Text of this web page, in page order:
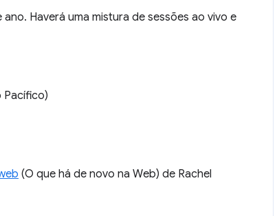
Haverá uma mistura de sessões ao vivo e
Pacífico)
(O que há de novo na Web) de Rachel